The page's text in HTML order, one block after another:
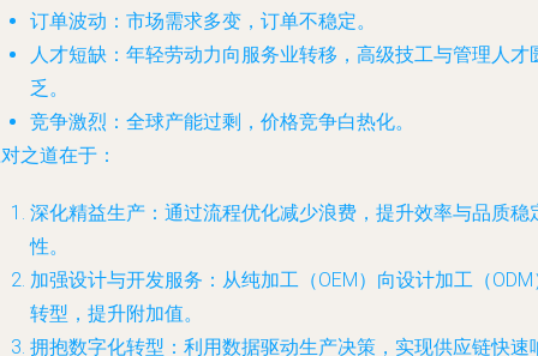
订单波动 ：市场需求多变，订单不稳定。
人才短缺 ：年轻劳动力向服务业转移，高级技工与管理人才
乏。
竞争激烈 ：全球产能过剩，价格竞争白热化。
之道在于：
深化精益生产 ：通过流程优化减少浪费，提升效率与品质稳
性。
加强设计与开发服务 ：从纯加工（OEM）向设计加工（ODM
转型，提升附加值。
拥抱数字化转型 ：利用数据驱动生产决策，实现供应链快速